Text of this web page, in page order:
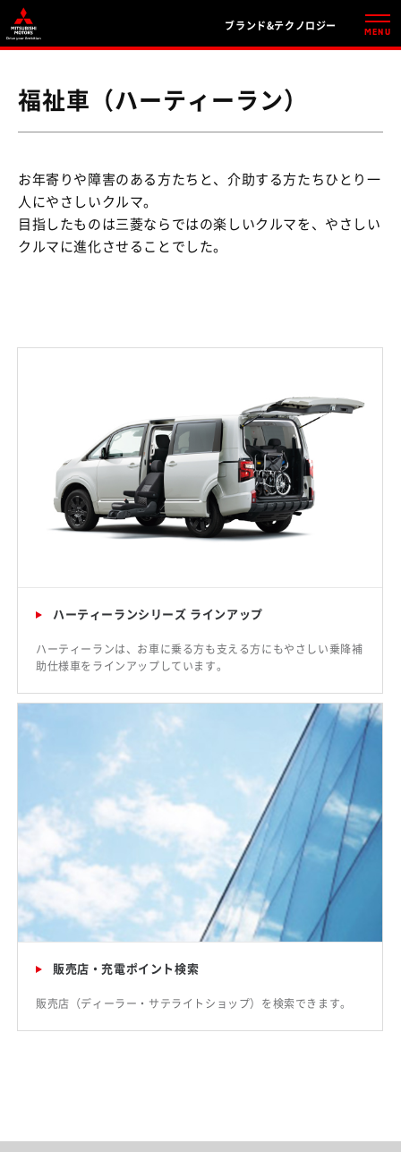
ブランド&テクノロジー
MENU
福祉車（ハーティーラン）
お年寄りや障害のある方たちと、介助する方たちひとり一
人にやさしいクルマ。
目指したものは三菱ならではの楽しいクルマを、やさしい
クルマに進化させることでした。
ハーティーランシリーズ ラインアップ
ハーティーランは、お車に乗る方も支える方にもやさしい乗降補
助仕様車をラインアップしています。
販売店・充電ポイント検索
販売店（ディーラー・サテライトショップ）を検索できます。